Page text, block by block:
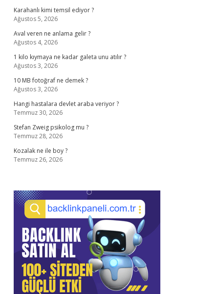
Karahanlı kimi temsil ediyor ?
Ağustos 5, 2026
Aval veren ne anlama gelir ?
Ağustos 4, 2026
1 kilo kıymaya ne kadar galeta unu atılır ?
Ağustos 3, 2026
10 MB fotoğraf ne demek ?
Ağustos 3, 2026
Hangi hastalara devlet araba veriyor ?
Temmuz 30, 2026
Stefan Zweig psikolog mu ?
Temmuz 28, 2026
Kozalak ne ile boy ?
Temmuz 26, 2026